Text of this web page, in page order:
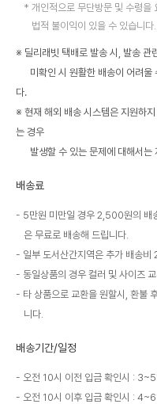
개인적으로 무단방문 및 수령을
법적 불이익이 있을 수 있습니다.
※ 딜리래빗 택배로 발송 시, 발송 관
미확인 시 원활한 배송이 어려울
다.
※ 현재 해외 배송 시스템은 지원하
는 경우
발생할 수 있는 문제에 대해서는
배송료
5만원 미만일 경우 2,500원의 배
은 무료로 배송해 드립니다.
일부 도서산간지역은 추가 배송
동일상품의 경우 컬러 및 사이즈
타 상품으로 교환을 원할시, 환불
니다.
배송기간/일정
오전 10시 이전 입금 확인시 :
오전 10시 이후 입금 확인시 :